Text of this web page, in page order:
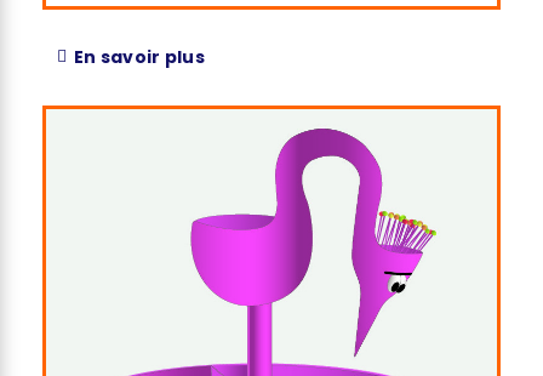
En savoir plus